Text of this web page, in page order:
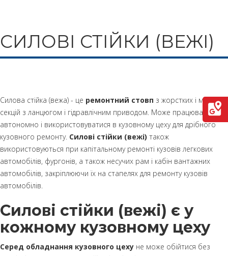
СИЛОВІ СТІЙКИ (ВЕЖІ)
Силова стійка (вежа) - це ремонтний стовп з жорстких і міцних
секцій з ланцюгом і гідравлічним приводом. Може працювати
автономно і використовуватися в кузовному цеху для дрібного
кузовного ремонту. Силові стійки (вежі) також
використовуються при капітальному ремонті кузовів легкових
автомобілів, фургонів, а також несучих рам і кабін вантажних
автомобілів, закріплюючи їх на стапелях для ремонту кузовів
автомобілів.
Силові стійки (вежі) є у
кожному кузовному цеху
Серед обладнання кузовного цеху не може обійтися без